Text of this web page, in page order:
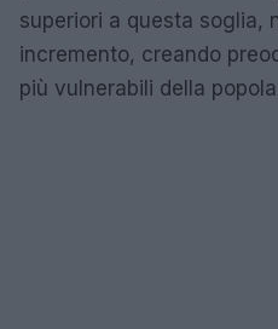
superiori a questa soglia,
incremento, creando
più vulnerabili della